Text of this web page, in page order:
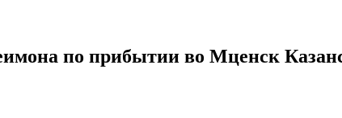
по прибытии во Мценск